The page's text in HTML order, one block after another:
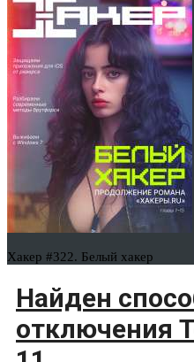
Хакер #322. Белый хакер
Найден
отключения